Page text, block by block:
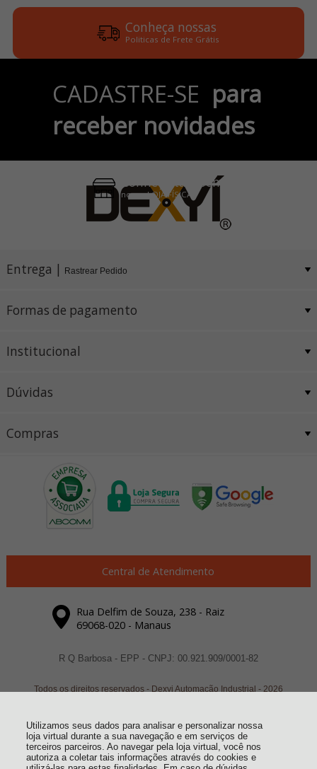
Utilizamos seus dados para analisar e personalizar nossa
loja virtual durante a sua navegação e em serviços de
terceiros parceiros. Ao navegar pela loja virtual, você nos
autoriza a coletar tais informações através do cookies e
Conheça nossas
Politicas de Frete Grátis
no Cartão de Crédito
Pix e Boleto
Conheça também
nossa LOJA FÍSICA
CADASTRE-SE para
receber novidades
Entrega | Rastrear Pedido
Formas de pagamento
Institucional
Dúvidas
Compras
Central de Atendimento
Rua Delfim de Souza, 238 - Raiz
69068-020 - Manaus
R Q Barbosa - EPP - CNPJ: 00.921.909/0001-82
Todos os direitos reservados -Dexyi Automação Industrial -2026